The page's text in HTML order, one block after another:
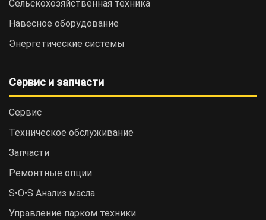
Сельскохозяйственная техника
Навесное оборудование
Энергетические системы
Сервис и запчасти
Сервис
Техническое обслуживание
Запчасти
Ремонтные опции
S•O•S Анализ масла
Управление парком техники